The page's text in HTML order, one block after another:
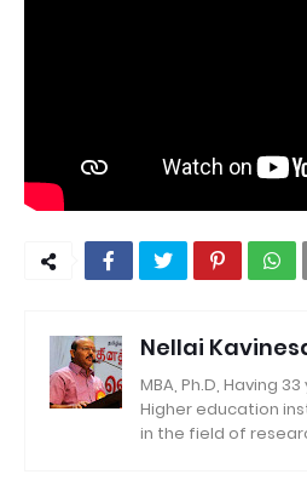
Nellai
MBA, Ph.D, Having
Higher education
in the field of